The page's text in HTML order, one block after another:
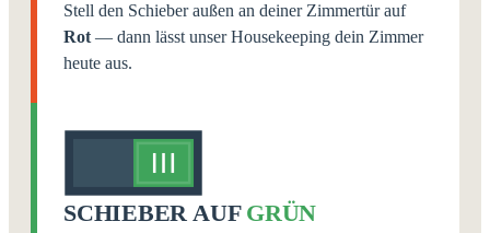
Stell den Schieber außen an deiner Zimmertür auf
Rot— dann lässt unser Housekeeping dein Zimmer
heute aus.
SCHIEBER AUF GRÜN